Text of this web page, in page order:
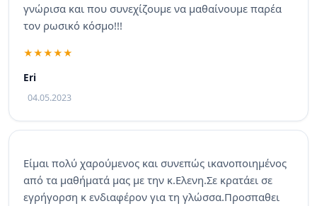
γνώρισα και που συνεχίζουμε να μαθαίνουμε παρέα
τον ρωσικό κόσμο!!!
Eri
04.05.2023
Είμαι πολύ χαρούμενος και συνεπώς ικανοποιημένος
από τα μαθήματά μας με την κ.Ελενη.Σε κρατάει σε
εγρήγορση κ ενδιαφέρον για τη γλώσσα.Προσπαθει